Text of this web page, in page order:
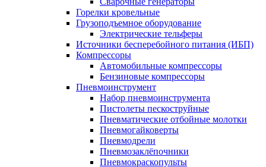
Горелки кровельные
Грузоподъемное оборудование
Электрические тельферы
Источники бесперебойного питания (ИБП)
Компрессоры
Автомобильные компрессоры
Бензиновые компрессоры
Пневмоинструмент
Набор пневмоинструмента
Пистолеты пескоструйные
Пневматические отбойные молотки
Пневмогайковерты
Пневмодрели
Пневмозаклёпочники
Пневмокраскопульты